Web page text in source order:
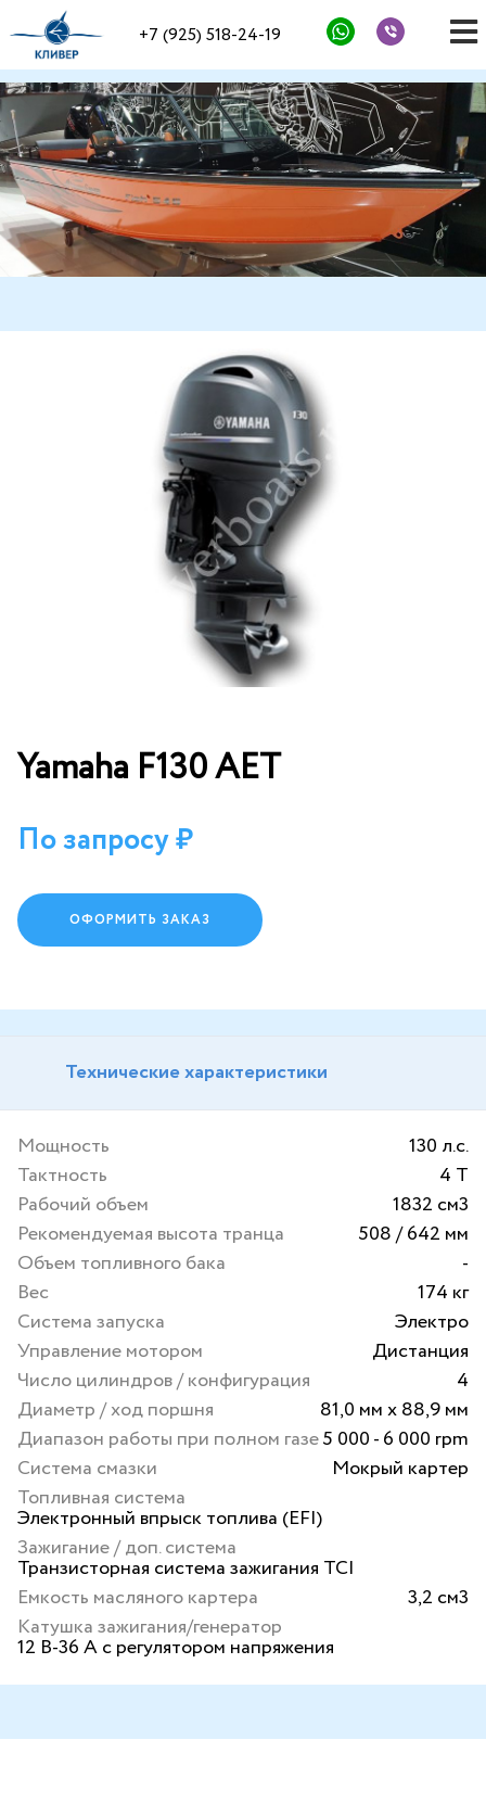
+7 (925) 518-24-19
Yamaha F130 AET
По запросу
ОФОРМИТЬ ЗАКАЗ
Технические характеристики
Мощность
130 л.с.
Тактность
4 Т
Рабочий объем
1832 см3
Рекомендуемая высота транца
508 / 642 мм
Объем топливного бака
-
Вес
174 кг
Система запуска
Электро
Управление мотором
Дистанция
Число цилиндров / конфигурация
4
Диаметр / ход поршня
81,0 мм x 88,9 мм
Диапазон работы при полном газе5 000 - 6 000 rpm
Система смазки
Мокрый картер
Топливная система
Электронный впрыск топлива (EFI)
Зажигание / доп. система
Транзисторная система зажигания TCI
Емкость масляного картера
3,2 см3
Катушка зажигания/генератор
12 В-36 А с регулятором напряжения